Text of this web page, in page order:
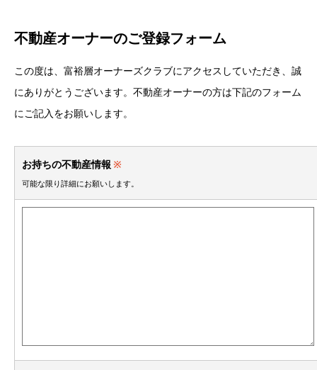
不動産オーナーのご登録フォーム
この度は、富裕層オーナーズクラブにアクセスしていただき、誠
にありがとうございます。不動産オーナーの方は下記のフォーム
にご記入をお願いします。
お持ちの不動産情報 ※
可能な限り詳細にお願いします。